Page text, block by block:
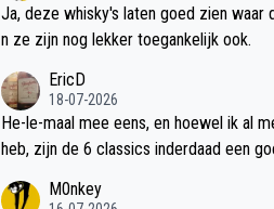
Ja, deze whisky's laten goed zien waar
n ze zijn nog lekker toegankelijk ook.
EricD
18-07-2026
He-le-maal mee eens, en hoewel ik al
heb, zijn de 6 classics inderdaad een
M0nkey